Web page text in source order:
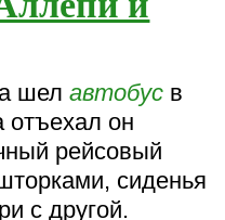
шелавтобус в
отъехал он
рейсовый
сиденья
с другой.